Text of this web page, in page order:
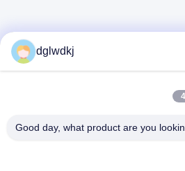
dglwdkj
Good day, what product are you